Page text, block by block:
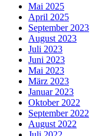
Mai 2025
April 2025
September 2023
August 2023
Juli 2023
Juni 2023
Mai 2023
März 2023
Januar 2023
Oktober 2022
September 2022
August 2022